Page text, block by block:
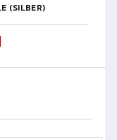
(SILBER)